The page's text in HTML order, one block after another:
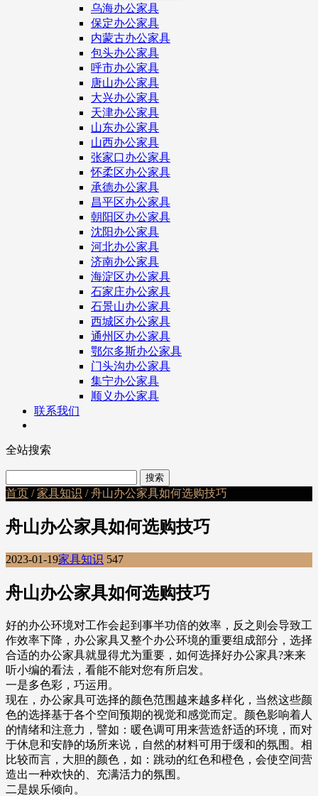
乌海办公家具
保定办公家具
内蒙古办公家具
包头办公家具
呼市办公家具
唐山办公家具
大兴办公家具
天津办公家具
山东办公家具
山西办公家具
张家口办公家具
怀柔区办公家具
承德办公家具
昌平区办公家具
朝阳区办公家具
沈阳办公家具
河北办公家具
济南办公家具
海淀区办公家具
石家庄办公家具
石景山办公家具
西城区办公家具
通州区办公家具
鄂尔多斯办公家具
门头沟办公家具
集宁办公家具
顺义办公家具
联系我们
全站搜索
首页 /家具知识 / 舟山办公家具如何选购技巧
舟山办公家具如何选购技巧
2023-01-19家具知识 547
舟山办公家具如何选购技巧
好的办公环境对工作会起到事半功倍的效率，反之则会导致工
作效率下降，办公家具又整个办公环境的重要组成部分，选择
合适的办公家具就显得尤为重要，如何选择好办公家具?来来
听小编的看法，看能不能对您有所启发。
一是多色彩，巧运用。
现在，办公家具可选择的颜色范围越来越多样化，当然这些颜
色的选择基于各个空间预期的视觉和感觉而定。颜色影响着人
的情绪和注意力，譬如：暖色调可用来营造舒适的环境，而对
于休息和安静的场所来说，自然的材料可用于缓和的氛围。相
比较而言，大胆的颜色，如：跳动的红色和橙色，会使空间营
造出一种欢快的、充满活力的氛围。
二是娱乐倾向。